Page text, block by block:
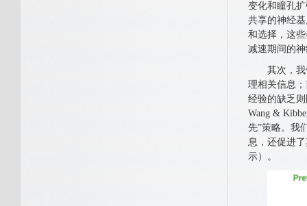
变化和瞳孔
共享的神经
和选择，这
减速期间的
其次，我们
理相关信息
经验的缺乏
Wang &
先”策略。我
息，还促进
示）。